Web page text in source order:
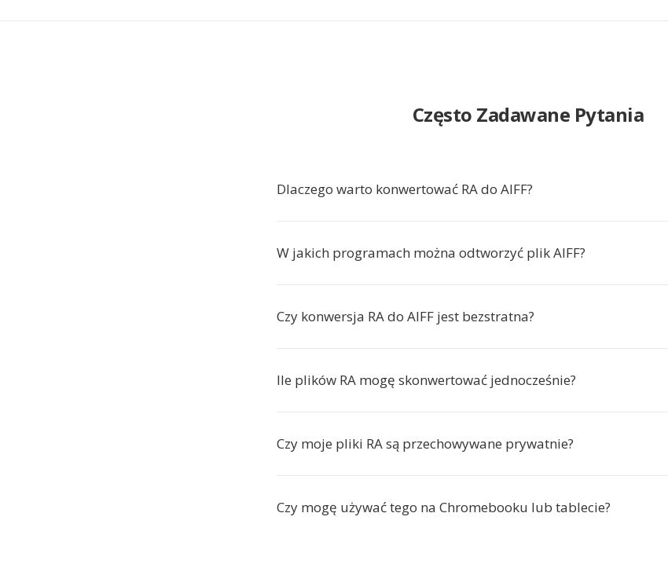
Często Zadawane Pytania
Dlaczego warto konwertować RA do AIFF?
W jakich programach można odtworzyć plik AIFF?
Czy konwersja RA do AIFF jest bezstratna?
Ile plików RA mogę skonwertować jednocześnie?
Czy moje pliki RA są przechowywane prywatnie?
Czy mogę używać tego na Chromebooku lub tablecie?